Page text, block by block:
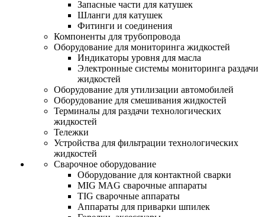
Запасные части для катушек
Шланги для катушек
Фитинги и соединения
Компоненты для трубопровода
Оборудование для мониторинга жидкостей
Индикаторы уровня для масла
Электронные системы мониторинга раздачи
жидкостей
Оборудование для утилизации автомобилей
Оборудование для смешивания жидкостей
Терминалы для раздачи технологических
жидкостей
Тележки
Устройства для фильтрации технологических
жидкостей
Сварочное оборудование
Оборудование для контактной сварки
MIG MAG сварочные аппараты
TIG сварочные аппараты
Аппараты для приварки шпилек